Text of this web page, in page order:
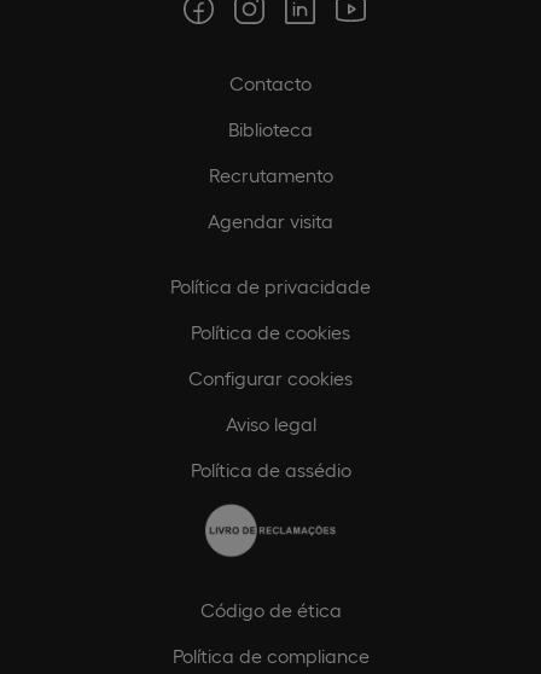
Contacto
Biblioteca
Recrutamento
Agendar visita
Política de privacidade
Política de cookies
Configurar cookies
Aviso legal
Política de assédio
Código de ética
Política de compliance